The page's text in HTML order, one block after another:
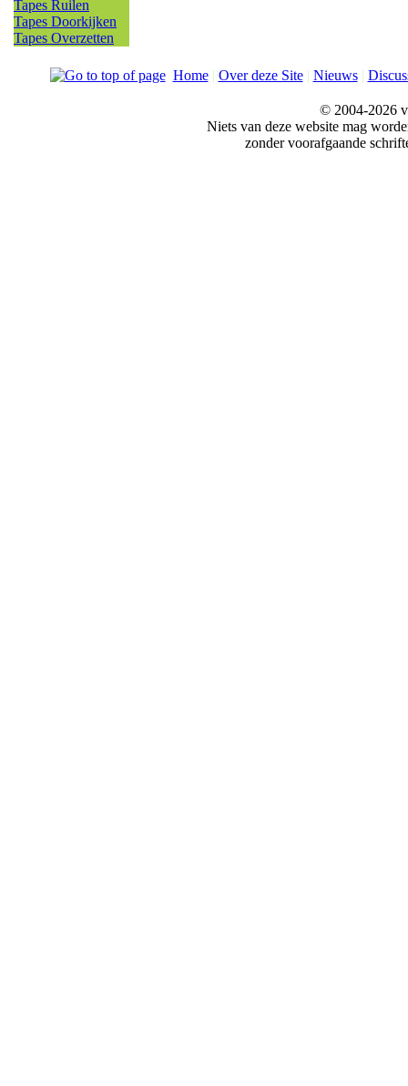
Tapes Ruilen
Tapes Doorkijken
Tapes Overzetten
Home| Over deze Site| Nieuws|
© 2004-2026
Niets van deze website mag
zonder voorafgaande